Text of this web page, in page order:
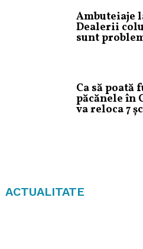
Ambuteiaje
Dealerii
sunt
Ca să poată
păcănele în
va reloca 7
ACTUALITATE